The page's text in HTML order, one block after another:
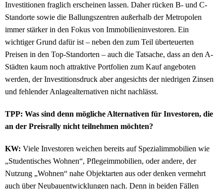
Investitionen fraglich erscheinen lassen. Daher rücken B- und C-
Standorte sowie die Ballungszentren außerhalb der Metropolen
immer stärker in den Fokus von Immobilieninvestoren. Ein
wichtiger Grund dafür ist – neben den zum Teil überteuerten
Preisen in den Top-Standorten – auch die Tatsache, dass an den A-
Städten kaum noch attraktive Portfolien zum Kauf angeboten
werden, der Investitionsdruck aber angesichts der niedrigen Zinsen
und fehlender Anlagealternativen nicht nachlässt.
TPP: Was sind denn mögliche Alternativen für Investoren, die
an der Preisrally nicht teilnehmen möchten?
KW: Viele Investoren weichen bereits auf Spezialimmobilien wie
„Studentisches Wohnen“, Pflegeimmobilien, oder andere, der
Nutzung „Wohnen“ nahe Objektarten aus oder denken vermehrt
auch über Neubauentwicklungen nach. Denn in beiden Fällen